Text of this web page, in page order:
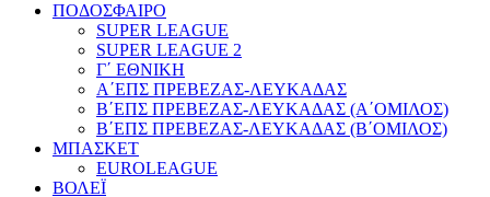
ΠΟΔΟΣΦΑΙΡΟ
SUPER LEAGUE
SUPER LEAGUE 2
Γ΄ ΕΘΝΙΚΗ
Α΄ΕΠΣ ΠΡΕΒΕΖΑΣ-ΛΕΥΚΑΔΑΣ
Β΄ΕΠΣ ΠΡΕΒΕΖΑΣ-ΛΕΥΚΑΔΑΣ (Α΄ΟΜΙΛΟΣ)
Β΄ΕΠΣ ΠΡΕΒΕΖΑΣ-ΛΕΥΚΑΔΑΣ (Β΄ΟΜΙΛΟΣ)
ΜΠΑΣΚΕΤ
EUROLEAGUE
ΒΟΛΕΪ